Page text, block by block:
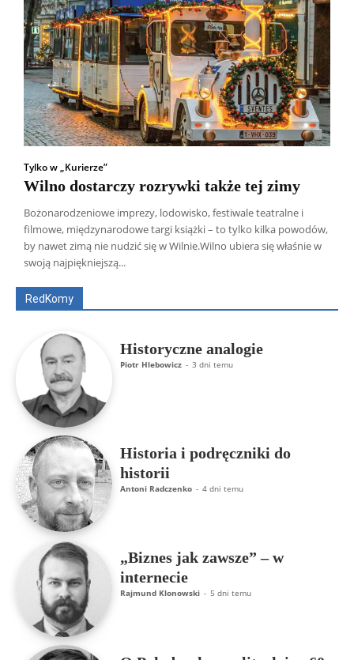
Tylko w „Kurierze”
Wilno dostarczy rozrywki także tej zimy
Bożonarodzeniowe imprezy, lodowisko, festiwale teatralne i
filmowe, międzynarodowe targi książki – to tylko kilka powodów,
by nawet zimą nie nudzić się w Wilnie.Wilno ubiera się właśnie w
swoją najpiękniejszą...
RedKomy
Wszyscy Aleksander Borowik
Antoni Radczenko
Artur Płokszto
Grzegorz Górny
ks. Jarosław Wąsowicz SDB
Historyczne analogie
Piotr Hlebowicz - 3 dni temu
Historia i podręczniki do
historii
Antoni Radczenko - 4 dni temu
„Biznes jak zawsze” – w
internecie
Rajmund Klonowski - 5 dni temu